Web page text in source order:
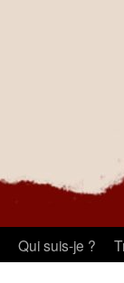
Qui suis-je ?